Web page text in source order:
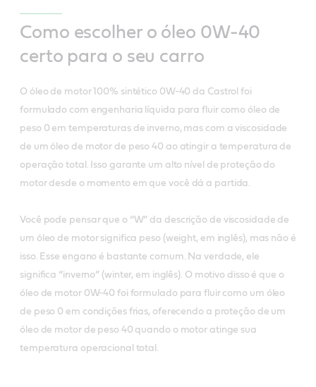
Como escolher o óleo 0W-40
certo para o seu carro
O óleo de motor 100% sintético 0W-40 da Castrol foi
formulado com engenharia líquida para fluir como óleo de
peso 0 em temperaturas de inverno, mas com a viscosidade
de um óleo de motor de peso 40 ao atingir a temperatura de
operação total. Isso garante um alto nível de proteção do
motor desde o momento em que você dá a partida.
Você pode pensar que o “W” da descrição de viscosidade de
um óleo de motor significa peso (weight, em inglês), mas não é
isso. Esse engano é bastante comum. Na verdade, ele
significa “inverno” (winter, em inglês). O motivo disso é que o
óleo de motor 0W-40 foi formulado para fluir como um óleo
de peso 0 em condições frias, oferecendo a proteção de um
óleo de motor de peso 40 quando o motor atinge sua
temperatura operacional total.